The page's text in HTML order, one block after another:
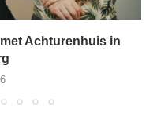
Achturenhuis in